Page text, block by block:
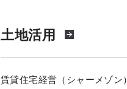
土地活用
賃貸住宅経営（シャーメゾン）